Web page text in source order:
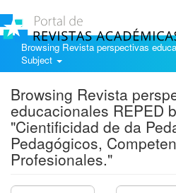
Browsing Revista perspectivas
Subject
Browsing Revista
educacionales REPED
"Cientificidad de da
Pedagógicos,
Profesionales."